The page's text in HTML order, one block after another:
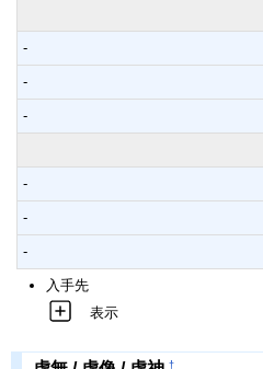
-
-
-
-
-
-
入手先
表示
†